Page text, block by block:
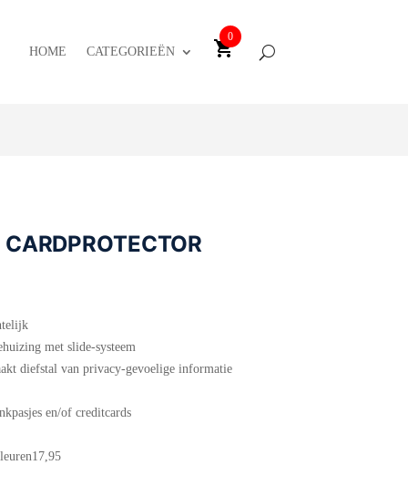
HOME CATEGORIEËN
0
met slide-systeem
diefstal van privacy-gevoelige informatie
en/of creditcards